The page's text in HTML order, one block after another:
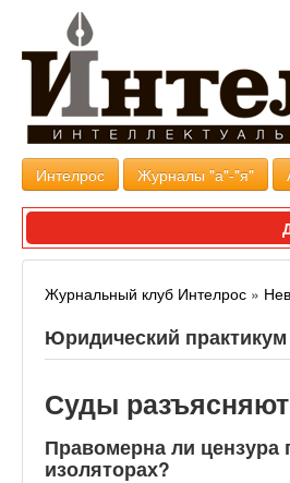
Интелрос Журналы "а"-"я"
Журнальный клуб Интелрос »
Юридический практикум
Суды
Правомерна ли цензура
изоляторах?